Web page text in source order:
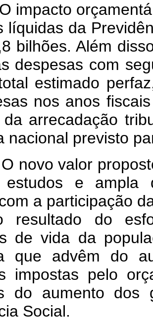
O impacto
líquidas da
bilhões. Além
despesas com
estimado
nos anos
arrecadação
nacional previsto
O novo valor
estudos e ampla
a participação
resultado do
de vida da
que advêm do
impostas pelo
do aumento dos
Social.